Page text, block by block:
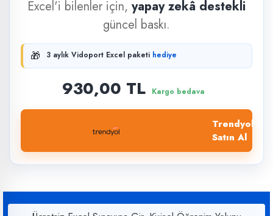
Excel'i bilenler için, yapay zekâ destekli
güncel baskı.
🎁 3 aylık Vidoport Excel paketi hediye
930,00 TL Kargo bedava
Trendyol'dan
Satın Al